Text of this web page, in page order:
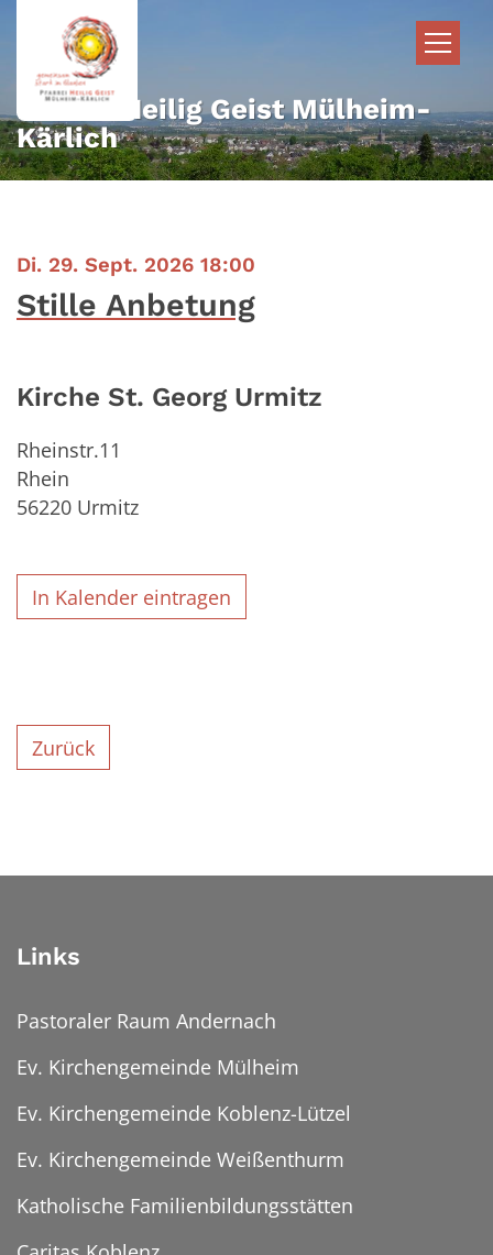
Zum Inhalt springen
Pfarrei Heilig Geist Mülheim-
Kärlich
Di. 29. Sept. 2026 18:00
Stille Anbetung
Kirche St. Georg Urmitz
Rheinstr.11
Rhein
56220 Urmitz
In Kalender eintragen
Zurück
Links
Pastoraler Raum Andernach
Ev. Kirchengemeinde Mülheim
Ev. Kirchengemeinde Koblenz-Lützel
Ev. Kirchengemeinde Weißenthurm
Katholische Familienbildungsstätten